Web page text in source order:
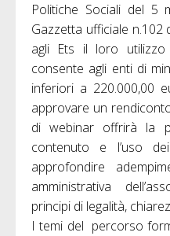
Politiche Sociali del 5
Gazzetta ufficiale
agli Ets il loro
consente agli enti di
inferiori a 220.000,00
approvare un
di webinar offrirà la
contenuto e l’uso
approfondire
amministrativa
principi di legalità,
I temi del percorso